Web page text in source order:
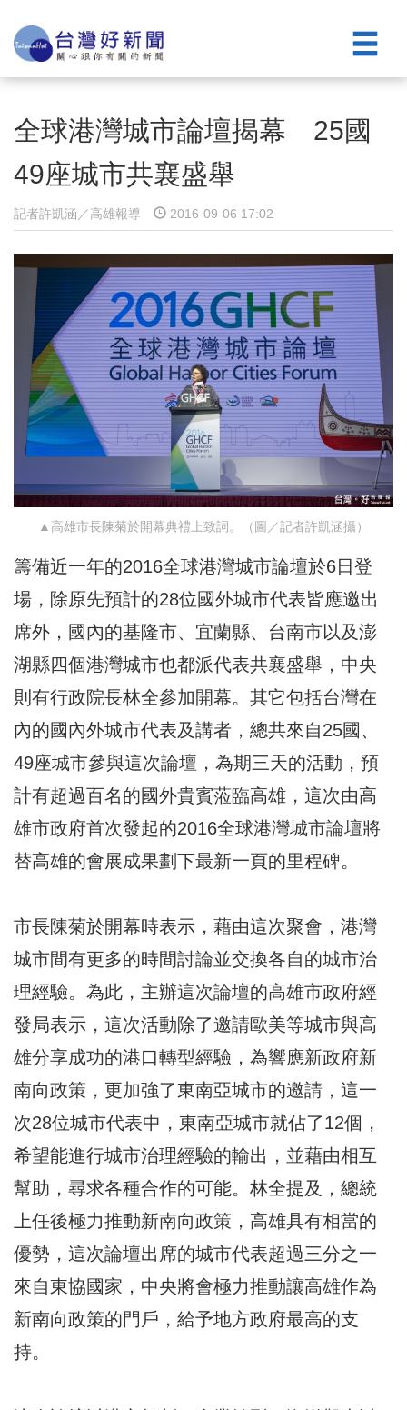
全球港灣城市論壇揭幕 25國
49座城市共襄盛舉
記者許凱涵／高雄報導 2016-09-06 17:02
▲高雄市長陳菊於開幕典禮上致詞。（圖／記者許凱涵攝）
籌備近一年的2016全球港灣城市論壇於6日登
場，除原先預計的28位國外城市代表皆應邀出
席外，國內的基隆市、宜蘭縣、台南市以及澎
湖縣四個港灣城市也都派代表共襄盛舉，中央
則有行政院長林全參加開幕。其它包括台灣在
內的國內外城市代表及講者，總共來自25國、
49座城市參與這次論壇，為期三天的活動，預
計有超過百名的國外貴賓蒞臨高雄，這次由高
雄市政府首次發起的2016全球港灣城市論壇將
替高雄的會展成果劃下最新一頁的里程碑。
市長陳菊於開幕時表示，藉由這次聚會，港灣
城市間有更多的時間討論並交換各自的城市治
理經驗。為此，主辦這次論壇的高雄市政府經
發局表示，這次活動除了邀請歐美等城市與高
雄分享成功的港口轉型經驗，為響應新政府新
南向政策，更加強了東南亞城市的邀請，這一
次28位城市代表中，東南亞城市就佔了12個，
希望能進行城市治理經驗的輸出，並藉由相互
幫助，尋求各種合作的可能。林全提及，總統
上任後極力推動新南向政策，高雄具有相當的
優勢，這次論壇出席的城市代表超過三分之一
來自東協國家，中央將會極力推動讓高雄作為
新南向政策的門戶，給予地方政府最高的支
持。